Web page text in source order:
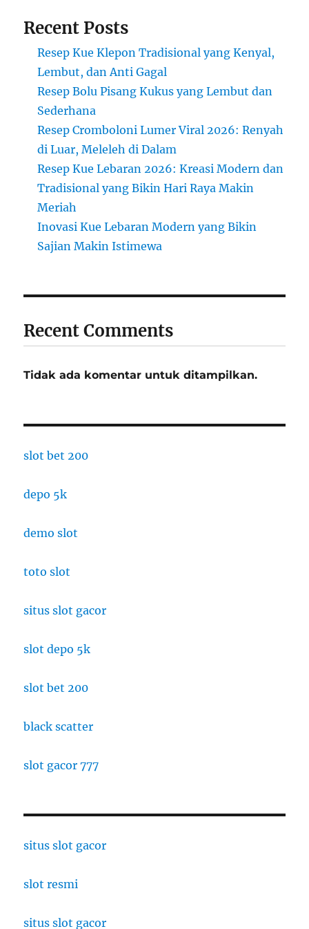
Recent Posts
Resep Kue Klepon Tradisional yang Kenyal,
Lembut, dan Anti Gagal
Resep Bolu Pisang Kukus yang Lembut dan
Sederhana
Resep Cromboloni Lumer Viral 2026: Renyah
di Luar, Meleleh di Dalam
Resep Kue Lebaran 2026: Kreasi Modern dan
Tradisional yang Bikin Hari Raya Makin
Meriah
Inovasi Kue Lebaran Modern yang Bikin
Sajian Makin Istimewa
Recent Comments
Tidak ada komentar untuk ditampilkan.
slot bet 200
depo 5k
demo slot
toto slot
situs slot gacor
slot depo 5k
slot bet 200
black scatter
slot gacor 777
situs slot gacor
slot resmi
situs slot gacor